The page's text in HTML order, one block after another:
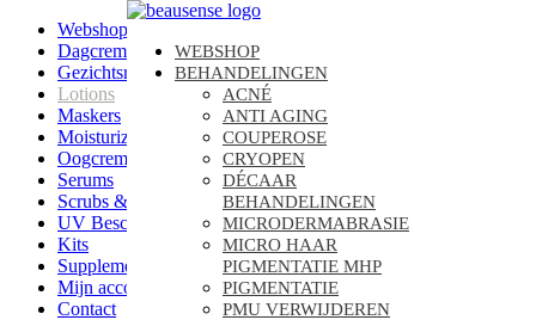
WEBSHOP
BEHANDELINGEN
ACNÉ
ANTI AGING
COUPEROSE
CRYOPEN
DÉCAAR
BEHANDELINGEN
MICRODERMABRASIE
MICRO HAAR
PIGMENTATIE MHP
PIGMENTATIE
PMU VERWIJDEREN
Webshop
Dagcreme
Gezichtsreinigers
Lotions
Maskers
Moisturizers
Oogcreme
Serums
Scrubs & Peelings
UV Bescherming
Kits
Supplementen
Mijn account
Contact